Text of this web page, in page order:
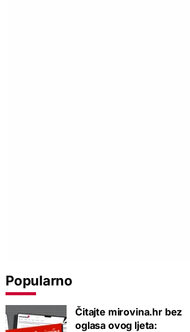
Popularno
Čitajte mirovina.hr bez
oglasa ovog ljeta: